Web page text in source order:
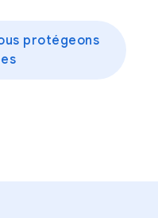
protégeons